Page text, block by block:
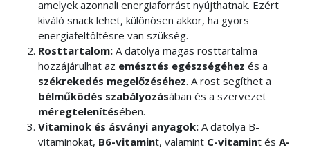
amelyek azonnali energiaforrást nyújthatnak. Ezért
kiváló snack lehet, különösen akkor, ha gyors
energiafeltöltésre van szükség.
Rosttartalom: A datolya magas rosttartalma
hozzájárulhat az emésztés egészségéhez és a
székrekedés megelőzéséhez. A rost segíthet a
bélműködés szabályozásában és a szervezet
méregtelenítésében.
Vitaminok és ásványi anyagok: A datolya B-
vitaminokat, B6-vitamint, valamint C-vitamint és A-